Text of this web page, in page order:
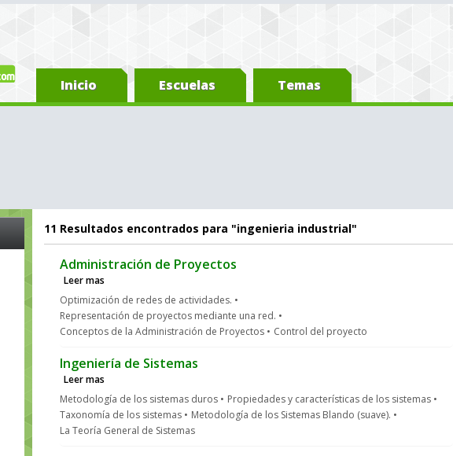
Inicio Escuelas Temas
11 Resultados encontrados para "ingenieria industrial"
Administración de Proyectos
Leer mas
Optimización de redes de actividades.
Representación de proyectos mediante una red.
Conceptos de la Administración de Proyectos
Control del proyecto
Ingeniería de Sistemas
Leer mas
Metodología de los sistemas duros
Propiedades y características de los sistemas
Taxonomía de los sistemas
Metodología de los Sistemas Blando (suave).
La Teoría General de Sistemas